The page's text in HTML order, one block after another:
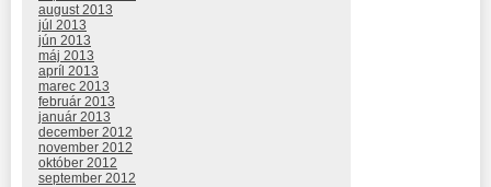
august 2013
júl 2013
jún 2013
máj 2013
apríl 2013
marec 2013
február 2013
január 2013
december 2012
november 2012
október 2012
september 2012